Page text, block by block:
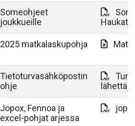
Someohjeet
joukkueille
2025 matkalaskupohja
Tietoturvasähköpostin
ohje
Jopox, Fennoa ja
excel-pohjat arjessa